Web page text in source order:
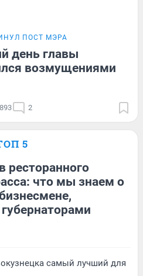
ПОСТ МЭРА
день главы
возмущениями
2
5
ресторанного
что мы знаем о
самый лучший для